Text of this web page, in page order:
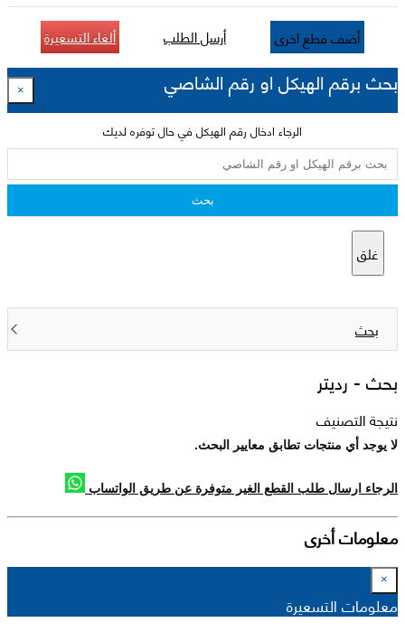
أضف قطع اخرى أرسل الطلب ألغاء التسعيرة
بحث برقم الهيكل او رقم الشاصي ×
الرجاء ادخال رقم الهيكل في حال توفره لديك
بحث
غلق
بحث
بحث - رديتر
نتيجة التصنيف
لا يوجد أي منتجات تطابق معايير البحث.
الرجاء ارسال طلب القطع الغير متوفرة عن طريق الواتساب
معلومات أخرى
×
معلومات التسعيرة